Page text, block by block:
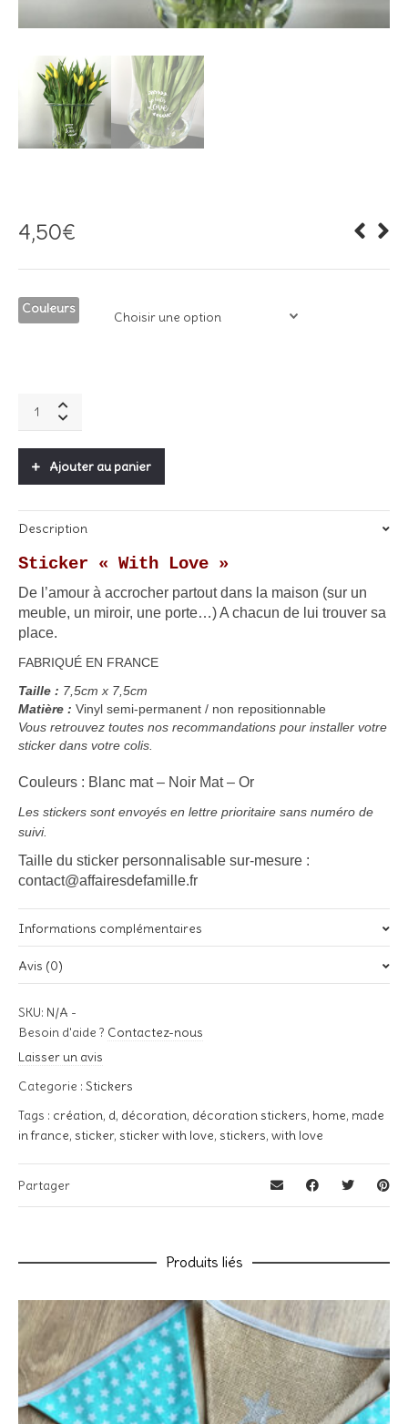
4,50€
Couleurs
"With
Ajouter au panier
Description
Sticker « With Love »
De l’amour à accrocher partout dans la maison (sur un
meuble, un miroir, une porte…) A chacun de lui trouver sa
place.
FABRIQUÉ EN FRANCE
Taille : 7,5cm x 7,5cm
Matière : Vinyl semi-permanent / non repositionnable
Vous retrouvez toutes nos recommandations pour installer votre
sticker dans votre colis.
Couleurs : Blanc mat – Noir Mat – Or
Les stickers sont envoyés en lettre prioritaire sans numéro de
suivi.
Taille du sticker personnalisable sur-mesure :
contact@affairesdefamille.fr
Informations complémentaires
Poids
Couleurs
Blanc, Noir, Or
Avis (0)
Soyez le premier à laisser votre avis sur “Sticker « With Love »”
Votre adresse e-mail ne sera pas publiée.
obligatoires sont indiqués avec
Votre note*
Votre avis *
E-mail *
SKU: N/A -
Besoin d'aide ? Contactez-nous
Laisser un avis
Categorie : Stickers
Tags : création, d, décoration, décoration stickers, home, made
in france, sticker, sticker with love, stickers, with love
Partager
Produits liés